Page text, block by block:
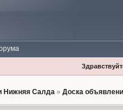
Нижняя Салда» Доска